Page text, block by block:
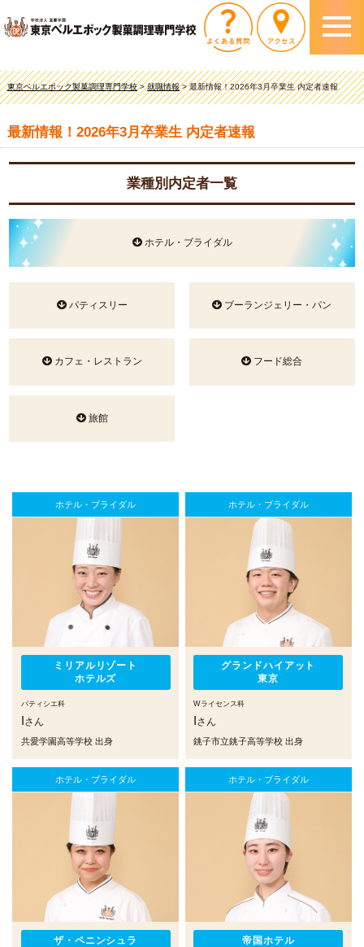
東京ベルエポック製菓調理専門学校>就職情報>最新情報！2026年3月卒業生 内定者速報
最新情報！2026年3月卒業生 内定者速報
業種別内定者一覧
ホテル・ブライダル
パティスリー ブーランジェリー・パン
カフェ・レストラン フード総合
旅館
ホテル・ブライダル
ミリアルリゾート
ホテルズ
パティシエ科
さん
共愛学園高等学校 出身
ホテル・ブライダル
グランドハイアット
東京
Wライセンス科
さん
銚子市立銚子高等学校 出身
ホテル・ブライダル
ザ・ペニンシュラ
ホテル・ブライダル
帝国ホテル